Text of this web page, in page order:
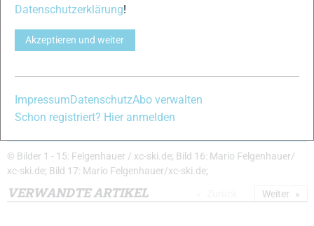
© Bilder 1 - 15: Felgenhauer / xc-ski.de; Bild 16: Mario Felgenhauer/
xc-ski.de; Bild 17: Mario Felgenhauer/xc-ski.de;
VERWANDTE ARTIKEL Weiter
Datenschutzerklärung!
Akzeptieren und weiter
ImpressumDatenschutzAbo verwalten
Schon registriert? Hier anmelden